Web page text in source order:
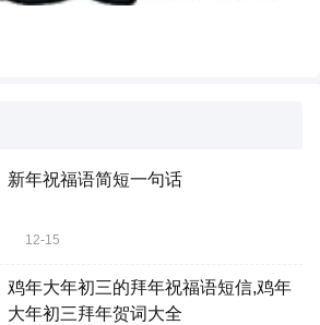
新年祝福语简短一句话
12-15
鸡年大年初三的拜年祝福语短信,鸡年
大年初三拜年贺词大全